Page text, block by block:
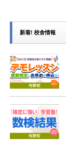
新着! 校舎情報